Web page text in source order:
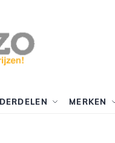
MERKEN